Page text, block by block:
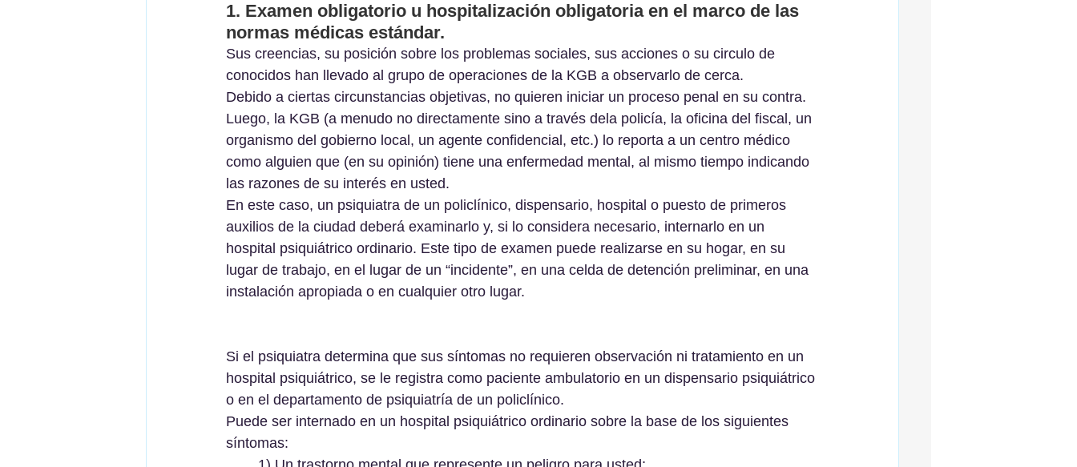
1. Examen obligatorio u hospitalización obligatoria en el marco de las
normas médicas estándar.
Sus creencias, su posición sobre los problemas sociales, sus acciones o su circulo de
conocidos han llevado al grupo de operaciones de la KGB a observarlo de cerca.
Debido a ciertas circunstancias objetivas, no quieren iniciar un proceso penal en su contra.
Luego, la KGB (a menudo no directamente sino a través dela policía, la oficina del ﬁscal, un
organismo del gobierno local, un agente confidencial, etc.) lo reporta a un centro médico
como alguien que (en su opinión) tiene una enfermedad mental, al mismo tiempo indicando
las razones de su interés en usted.
En este caso, un psiquiatra de un policlínico, dispensario, hospital o puesto de primeros
auxilios de la ciudad deberá examinarlo y, si lo considera necesario, internarlo en un
hospital psiquiátrico ordinario. Este tipo de examen puede realizarse en su hogar, en su
lugar de trabajo, en el lugar de un “incidente”, en una celda de detención preliminar, en una
instalación apropiada o en cualquier otro lugar.
Si el psiquiatra determina que sus síntomas no requieren observación ni tratamiento en un
hospital psiquiátrico, se le registra como paciente ambulatorio en un dispensario psiquiátrico
o en el departamento de psiquiatría de un policlínico.
Puede ser internado en un hospital psiquiátrico ordinario sobre la base de los siguientes
síntomas: